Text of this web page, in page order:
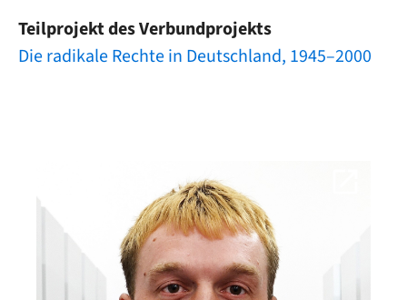
Teilprojekt des Verbundprojekts
Die radikale Rechte in Deutschland, 1945–2000